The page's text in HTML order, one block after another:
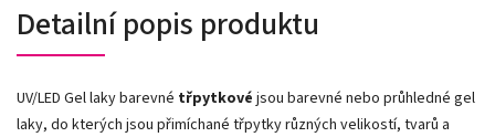
Detailní popis produktu
UV/LED Gel laky barevné třpytkové jsou barevné nebo průhledné gel
laky, do kterých jsou přimíchané třpytky různých velikostí, tvarů a